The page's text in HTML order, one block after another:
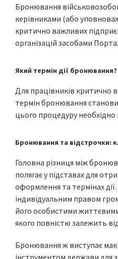
Бронювання
керівниками (або
критично важливих
організацій засобами
Який термін дії бронювання?
Для працівників критично
термін бронювання
цього процедуру
Бронювання та відстрочки:
Головна різниця між
полягає у підставах для
оформлення та термінах
індивідуальним правом
його особистими
якого повністю залежить
Бронювання ж виступає